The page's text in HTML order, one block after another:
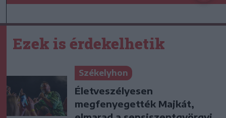
Ezek is érdekelhetik
Székelyhon
Életveszélyesen
megfenyegették Majkát,